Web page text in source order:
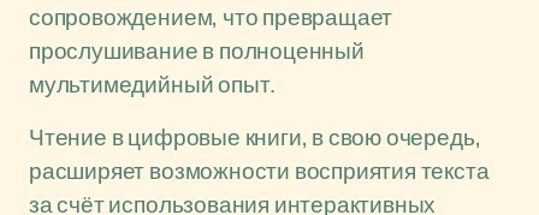
сопровождением, что превращает
прослушивание в полноценный
мультимедийный опыт.
Чтение в цифровые книги, в свою очередь,
расширяет возможности восприятия текста
за счёт использования интерактивных